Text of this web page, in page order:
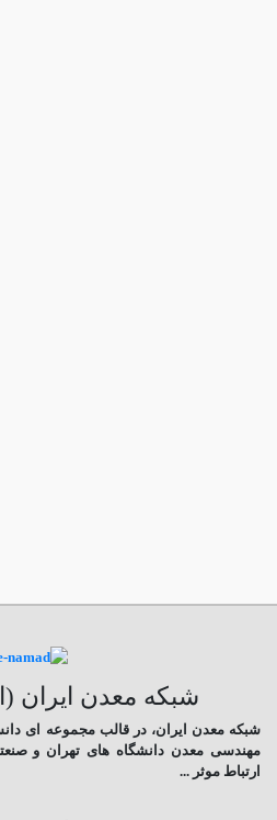
شبکه معدن ایران
شبکه معدن ایران، در قالب مجموعه ای
مهندسی معدن دانشگاه ­های تهران و
ارتباط موثر ...